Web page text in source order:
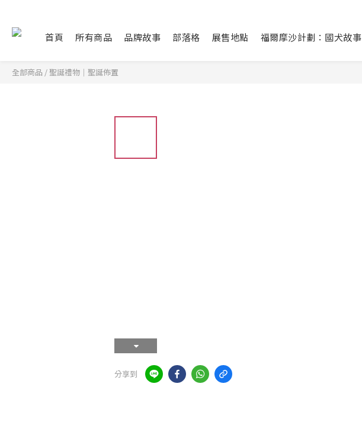
首頁 所有商品 品牌故事 部落格 展售地點 福爾摩沙計劃：國犬故事
全部商品 /聖誕禮物｜聖誕佈置
分享到